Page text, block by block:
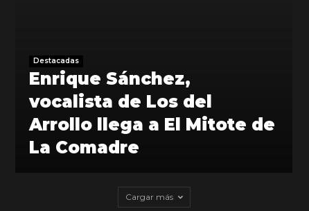
Destacadas
Enrique Sánchez,
vocalista de Los del
Arrollo llega a El Mitote de
La Comadre
Cargar más